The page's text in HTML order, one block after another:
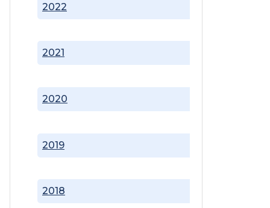
2018
2019
2020
2021
2022